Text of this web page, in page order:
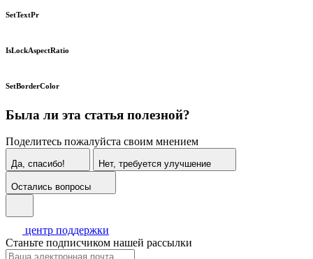
SetTextPr
IsLockAspectRatio
SetBorderColor
Была ли эта статья полезной?
Поделитесь пожалуйста своим мнением
Да, спасибо! Нет, требуется улучшение
Остались вопросы
центр поддержки
Станьте подписчиком нашей рассылки